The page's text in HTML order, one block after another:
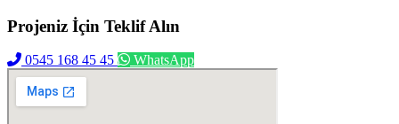
Projeniz İçin Teklif Alın
0545 168 45 45 WhatsApp